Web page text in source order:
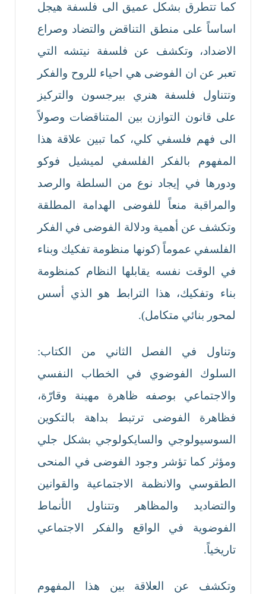
كما تتطرق بشكل عميق الى فلسفة هيجل
اساساً على منطق التناقض والتضاد وصراع
الاضداد، وتكشف عن فلسفة نيتشه التي
تعبر عن ان الفوضى هي احياء للروح والفكر
وتتناول فلسفة هنري بيرجسون والتركيز
على قانون التوازن بين المتناقضات وصولاً
الى فهم فلسفي كلي، كما تبين علاقة هذا
المفهوم بالفكر الفلسفي لميشيل فوكو
ودورها في إيجاد نوع من السلطة والرصد
والمراقبة منعاً للفوضى الهدامة المطلقة
وتكشف عن أهمية ودلالة الفوضى في الفكر
الفلسفي عموماً (كونها منظومة تفكيك وبناء
في الوقت نفسه يقابلها النظام كمنظومة
بناء وتفكيك، هذا الترابط هو الذي أسس
لمحور بنائي متكامل).
وتناول في الفصل الثاني من الكتاب:
السلوك الفوضوي في الخطاب النفسي
والاجتماعي بوصفه ظاهرة مهينة وقارّة،
فظاهرة الفوضى ترتبط بداهة بالتكوين
السوسيولوجي والسايكولوجي بشكل جلي
ومؤثر كما تؤشر وجود الفوضى في المنحى
الطقوسي والانظمة الاجتماعية والقوانين
والتضاديد والمظاهر وتتناول الأنماط
الفوضوية في الواقع والفكر الاجتماعي
تاريخياً.
وتكشف عن العلاقة بين هذا المفهوم